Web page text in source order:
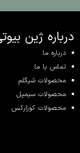
درباره ژین
درباره ما
تماس با ما
محصولات شیگلم
محصولات سیمپل
محصولات کوزارکس